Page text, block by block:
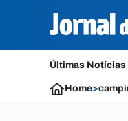
Últimas Notícias
Home>